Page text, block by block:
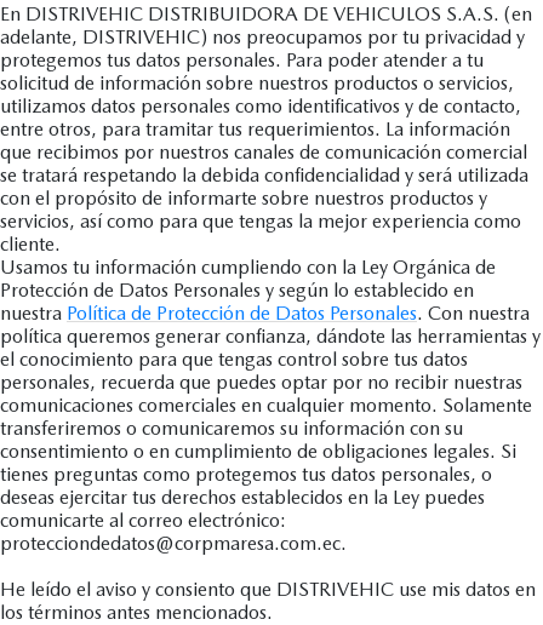
En DISTRIVEHIC DISTRIBUIDORA DE VEHICULOS S.A.S. (en
adelante, DISTRIVEHIC) nos preocupamos por tu privacidad y
protegemos tus datos personales. Para poder atender a tu
solicitud de información sobre nuestros productos o servicios,
utilizamos datos personales como identificativos y de contacto,
entre otros, para tramitar tus requerimientos. La información
que recibimos por nuestros canales de comunicación comercial
se tratará respetando la debida confidencialidad y será utilizada
con el propósito de informarte sobre nuestros productos y
servicios, así como para que tengas la mejor experiencia como
cliente.
Usamos tu información cumpliendo con la Ley Orgánica de
Protección de Datos Personales y según lo establecido en
nuestra Política de Protección de Datos Personales. Con nuestra
política queremos generar confianza, dándote las herramientas y
el conocimiento para que tengas control sobre tus datos
personales, recuerda que puedes optar por no recibir nuestras
comunicaciones comerciales en cualquier momento. Solamente
transferiremos o comunicaremos su información con su
consentimiento o en cumplimiento de obligaciones legales. Si
tienes preguntas como protegemos tus datos personales, o
deseas ejercitar tus derechos establecidos en la Ley puedes
comunicarte al correo electrónico:
protecciondedatos@corpmaresa.com.ec.
He leído el aviso y consiento que DISTRIVEHIC use mis datos en
los términos antes mencionados.